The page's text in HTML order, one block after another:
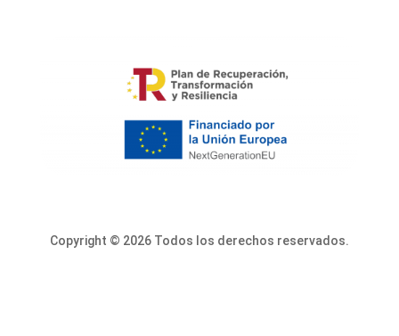
Copyright © 2026 Todos los derechos reservados.